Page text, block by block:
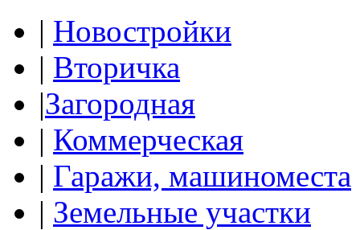
| Новостройки
| Вторичка
|Загородная
| Коммерческая
| Гаражи, машиноместа
| Земельные участки